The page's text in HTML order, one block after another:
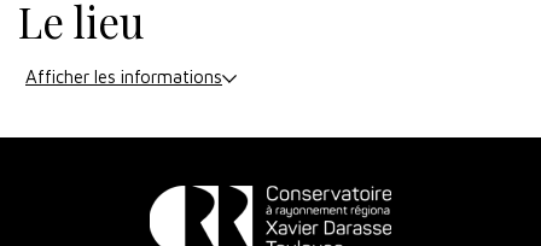
Le lieu
Afficher les informations